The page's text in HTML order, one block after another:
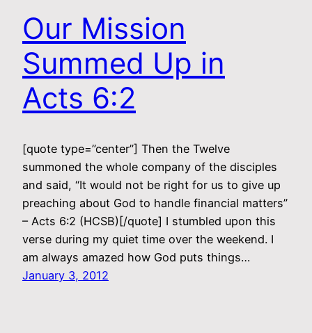
Our Mission
Summed Up in
Acts 6:2
[quote type=”center”] Then the Twelve
summoned the whole company of the disciples
and said, “It would not be right for us to give up
preaching about God to handle financial matters”
– Acts 6:2 (HCSB)[/quote] I stumbled upon this
verse during my quiet time over the weekend. I
am always amazed how God puts things…
January 3, 2012